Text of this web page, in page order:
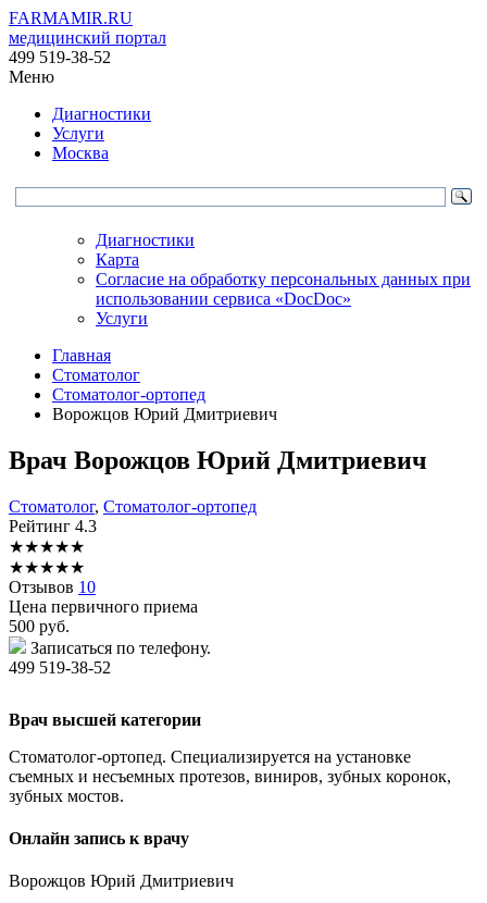
FARMAMIR.RU
медицинский портал
499 519-38-52
Меню
Диагностики
Услуги
Москва
Диагностики
Карта
Согласие на обработку персональных данных при
использовании сервиса «DocDoc»
Услуги
Главная
Стоматолог
Стоматолог-ортопед
Ворожцов Юрий Дмитриевич
Врач Ворожцов Юрий Дмитриевич
Стоматолог, Стоматолог-ортопед
Рейтинг 4.3
★★★★★
★★★★★
Отзывов 10
Цена первичного приема
500 руб.
Записаться по телефону.
499 519-38-52
Врач высшей категории
Стоматолог-ортопед. Специализируется на установке
съемных и несъемных протезов, виниров, зубных коронок,
зубных мостов.
Онлайн запись к врачу
Ворожцов Юрий Дмитриевич